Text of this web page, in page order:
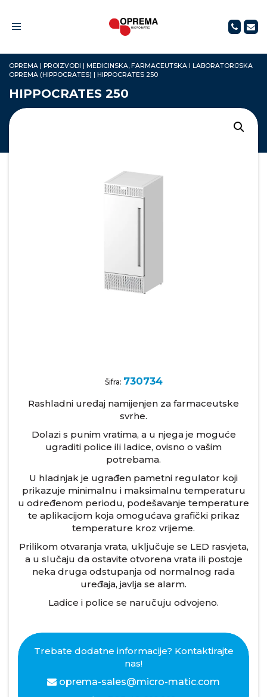
Toggle
OPREMA | PROIZVODI | MEDICINSKA, FARMACEUTSKA I LABORATORIJSKA
OPREMA (HIPPOCRATES) | HIPPOCRATES 250
HIPPOCRATES 250
Šifra: 730734
Rashladni uređaj namijenjen za farmaceutske
svrhe.
Dolazi s punim vratima, a u njega je moguće
ugraditi police ili ladice, ovisno o vašim
potrebama.
U hladnjak je ugrađen pametni regulator koji
prikazuje minimalnu i maksimalnu temperaturu
u određenom periodu, podešavanje temperature
te aplikacijom koja omogućava grafički prikaz
temperature kroz vrijeme.
Prilikom otvaranja vrata, uključuje se LED rasvjeta,
a u slučaju da ostavite otvorena vrata ili postoje
neka druga odstupanja od normalnog rada
uređaja, javlja se alarm.
Ladice i police se naručuju odvojeno.
Trebate dodatne informacije? Kontaktirajte
nas!
oprema-sales@micro-matic.com